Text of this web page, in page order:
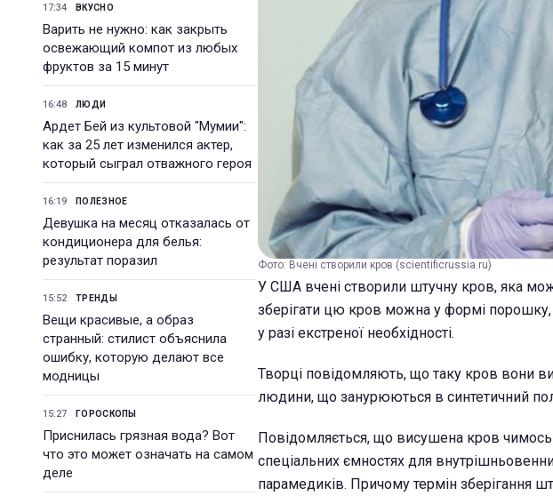
17:34 ВКУСНО
Варить не нужно: как закрыть
освежающий компот из любых
фруктов за 15 минут
16:48 ЛЮДИ
Ардет Бей из культовой "Мумии":
как за 25 лет изменился актер,
который сыграл отважного героя
16:19 ПОЛЕЗНОЕ
Девушка на месяц отказалась от
кондиционера для белья:
результат поразил
15:52 ТРЕНДЫ
Вещи красивые, а образ
странный: стилист объяснила
ошибку, которую делают все
модницы
15:27 ГОРОСКОПЫ
Приснилась грязная вода? Вот
что это может означать на самом
деле
Фото: Вчені створили кров (scientificrussia.ru)
У США вчені створили штучну кров, яка
зберігати цю кров можна у формі
у разі екстреної необхідності.
Творці повідомляють, що таку кров вони
людини, що занурюються в синтетичний
Повідомляється, що висушена кров чимось
спеціальних ємностях для
парамедиків. Причому термін зберігання